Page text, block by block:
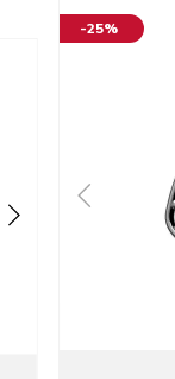
-25%